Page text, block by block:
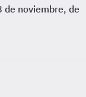
de noviembre, de